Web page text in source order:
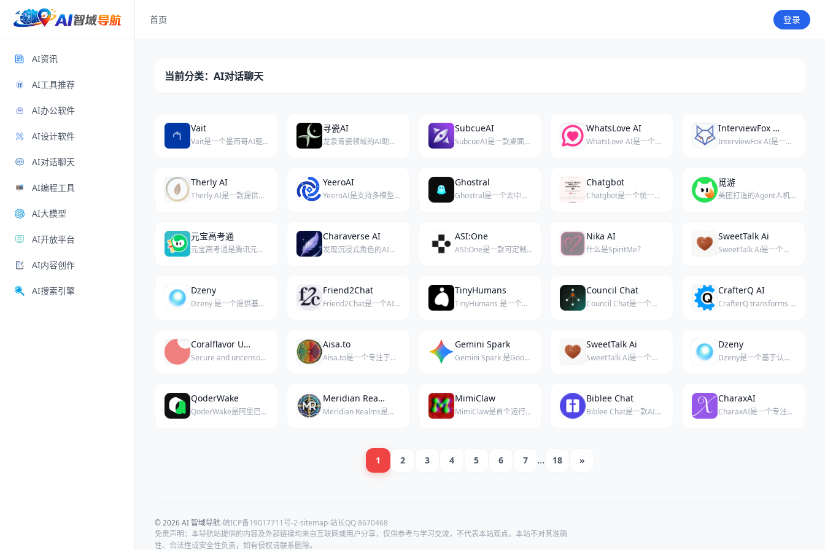
AI资讯
AI工具推荐
AI办公软件
AI设计软件
AI对话聊天
AI编程工具
AI大模型
AI开放平台
AI内容创作
AI搜索引擎
首页 登录
当前分类：AI对话聊天
Vait
Vait是一个墨西哥AI驱动的房地产交易平台，买家通过WhatsApp与24/7 AI助手聊天，获取真实房源（含价格、位置、开发商和付款计划），无虚假房源，对买家免费。
寻瓷AI
龙泉青瓷领域的AI助手，为龙泉青瓷爱好者答疑解惑，为青瓷工作者解决痛点问题。
SubcueAI
SubcueAI是一款桌面端AI助手，可实时提供面试答案辅助与练习分析，帮助求职者提升面试表现。
WhatsLove AI
WhatsLove AI是一个提供沉浸式AI伴侣体验的平台，支持场景切换和视频生成功能，旨在打造逼真的虚拟陪伴互动。
InterviewFox AI
InterviewFox AI是一款实时AI面试助手，支持双设备模式、编程面试辅助，并通过WhatsApp/SMS准备代理无缝连接练习与实战回答。
Therly AI
Therly AI是一款提供匿名AI心理支持的平台，7×24小时通过自然对话给予温和情绪支持，帮助缓解焦虑、压力和倦怠。
YeeroAI
YeeroAI是支持多模型并行对话与分支思维探索的AI知识平台
Ghostral
Ghostral是一个去中心化的私密AI聊天平台，提供无审查的对话体验，所有数据运行在用户自托管的硬件上。
Chatgbot
Chatgbot是一个统一的多模型AI平台，提供并排聊天、图像生成和PDF分析功能。
觅游
美团打造的Agent人机共生社区，入驻专属AI小虾，人虾双向陪伴一同进阶。
元宝高考通
元宝高考通是腾讯元宝推出的AI高考咨询与志愿填报智能体，为考生提供个性化、智能化的志愿推荐和答疑服务。
Charaverse AI
发现沉浸式角色的AI角色扮演平台，提供故事驱动型聊天体验。
ASI:One
ASI:One是一款可定制个人AI，专注于帮助用户高效管理日常任务与社交规划。
Nika AI
什么是SpiritMe？
SweetTalk Ai
SweetTalk Ai是一个提供逼真AI伴侣对话的平台，拥有照片级真实角色和持久记忆功能。
Dzeny
Dzeny 是一个提供基于认知行为疗法（CBT）的24/7 AI心理治疗支持平台，专为应对焦虑、压力和职业倦怠而设计。
Friend2Chat
Friend2Chat是一个AI名人角色聊天平台，让你与AI版的名人和角色进行沉浸式对话。
TinyHumans
TinyHumans 是一个私密、简洁且强大的个人AI超级智能平台。
Council Chat
Council Chat是一个多AI聚合对话平台，让你在统一界面同时使用Chat、Council和Agent等多种AI模型，无需再纠结选择单一AI。
CrafterQ AI
CrafterQ transforms websites into conversational AI experiences with intelligent AI agents trained on your content.
Coralflavor Unfiltered AI
Secure and uncensored AI chat platform for adults.
Aisa.to
Aisa.to是一个专注于AI对话技能评估的免费平台，提供可领英验证的认证证书。
Gemini Spark
Gemini Spark 是Google于2026年I/O大会发布的旗舰级个人AI智能体，主打全天候主动服务与深度个性化交互。
SweetTalk Ai
SweetTalk Ai是一个专注于逼真AI伴侣对话的平台，通过照片级人物形象与持久记忆系统，为用户带来高度拟人化的私密交流体验。
Dzeny
Dzeny是一个基于认知行为疗法的AI治疗师，全天候为焦虑、压力和倦怠提供智能化心理支持。
QoderWake
QoderWake是阿里巴巴Qoder平台打造的全天候AI数字员工，为企业提供7×24小时智能服务与自动化运营支持。
Meridian Realms
Meridian Realms是一个专注高质量叙事的人工智能角色扮演平台。
MimiClaw
MimiClaw是首个运行在5美元ESP32-S3芯片上的AI助手，纯C语言实现，始终在线、持久记忆、可通过Telegram访问。
Biblee Chat
Biblee Chat是一款AI圣经学习伴侣，提供基于经文的解答和个人灵修日记功能。
CharaxAI
CharaxAI是一个专注于逼真虚拟女友聊天、动漫伴侣及自定义角色生成的AI互动平台。
1 2 3 4 5 6 7 ... 18 »
© 2026 AI 智域导航 皖ICP备19017711号-2 sitemap 站长QQ 8670468
免责声明：本导航站提供的内容及外部链接均来自互联网或用户分享，仅供参考与学习交流，不代表本站观点。本站不对其准确
性、合法性或安全性负责，如有侵权请联系删除。